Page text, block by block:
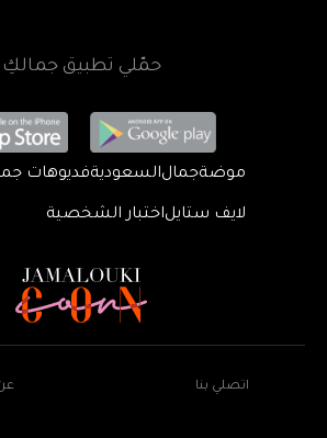
حمّلي تطبيق جمالكِ
موضةجمالالسعوديةفديوهات
لايف ستايلاختبار الشخصية
اتصلي بنا